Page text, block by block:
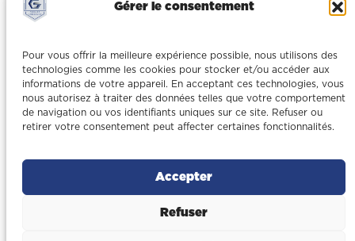
Gérer le consentement
Pour vous offrir la meilleure expérience possible, nous utilisons des
technologies comme les cookies pour stocker et/ou accéder aux
informations de votre appareil. En acceptant ces technologies, vous
nous autorisez à traiter des données telles que votre comportement
de navigation ou vos identifiants uniques sur ce site. Refuser ou
retirer votre consentement peut affecter certaines fonctionnalités.
Accepter
Refuser